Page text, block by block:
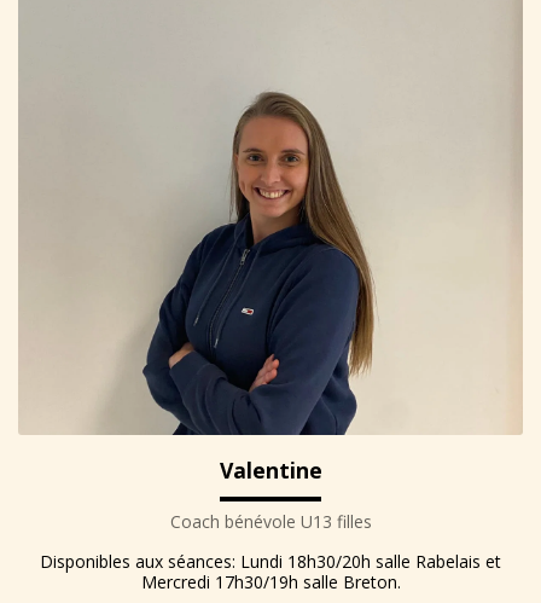
Valentine
Coach bénévole U13 filles
Disponibles aux séances: Lundi 18h30/20h salle Rabelais et
Mercredi 17h30/19h salle Breton.